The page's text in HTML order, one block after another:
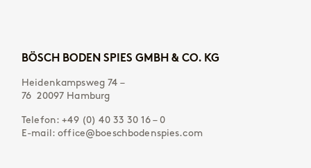
BÖSCH BODEN SPIES GMBH & CO. KG
Heidenkampsweg 74 –
76 20097 Hamburg
Telefon:+49 (0) 40 33 30 16 – 0
E-mail:office@boeschbodenspies.com